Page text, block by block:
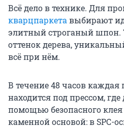
Всё дело в технике. Для
кварцпаркетавыбирают
элитный строганый шпон.
оттенок дерева,
всё при нём.
В течение 48 часов
находится под прессом,
помощью безопасного клея
каменной основой: в SPC-